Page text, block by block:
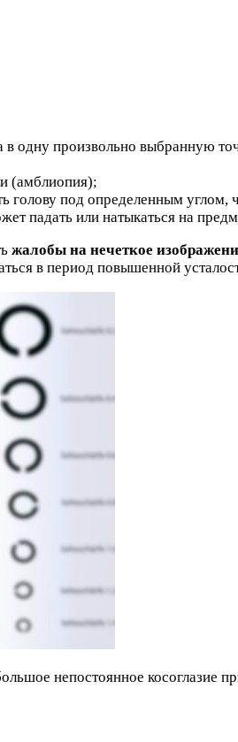
в одну произвольно выбранную
(амблиопия);
голову под определенным углом,
падать или натыкаться на
жалобы на нечеткое
в период повышенной
непостоянное косоглазие